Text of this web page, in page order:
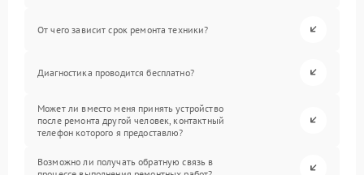
От чего зависит срок ремонта техники?
Диагностика проводится бесплатно?
Может ли вместо меня принять устройство
после ремонта другой человек, контактный
телефон которого я предоставлю?
Возможно ли получать обратную связь в